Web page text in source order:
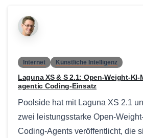
Internet Künstliche Intelligenz
Laguna XS & S 2.1: Open-Weight-
agentic Coding-Einsatz
Poolside hat mit Laguna XS 2.1
zwei leistungsstarke Open-
Coding-Agents veröffentlicht, die